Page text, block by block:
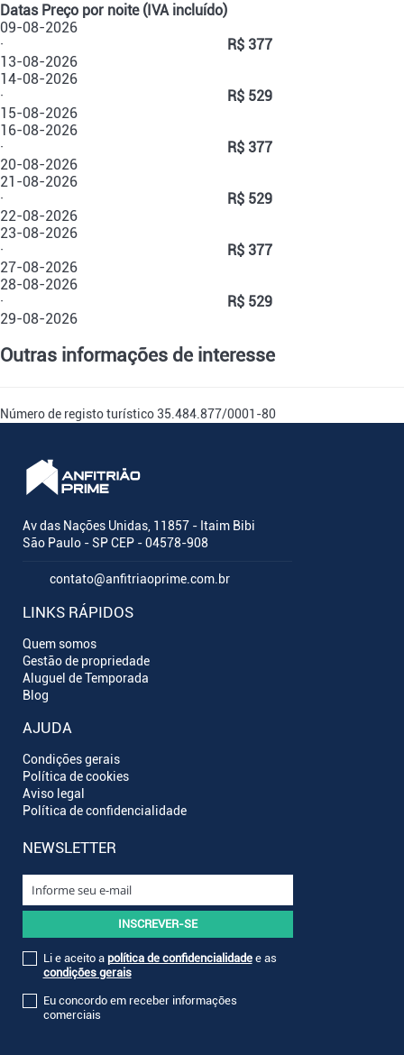
Datas Preço por noite (IVA incluído)
09-08-2026
·
13-08-2026
R$ 377
14-08-2026
·
15-08-2026
R$ 529
16-08-2026
·
20-08-2026
R$ 377
21-08-2026
·
22-08-2026
R$ 529
23-08-2026
·
27-08-2026
R$ 377
28-08-2026
·
29-08-2026
R$ 529
Outras informações de interesse
Número de registo turístico 35.484.877/0001-80
Av das Nações Unidas, 11857 - Itaim Bibi
São Paulo - SP CEP - 04578-908
contato@anfitriaoprime.com.br
LINKS RÁPIDOS
Quem somos
Gestão de propriedade
Aluguel de Temporada
Blog
AJUDA
Condições gerais
Política de cookies
Aviso legal
Política de confidencialidade
NEWSLETTER
Li e aceito a política de confidencialidadee as
condições gerais
Eu concordo em receber informações
comerciais